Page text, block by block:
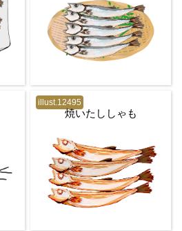
illust.12495
焼いたししゃも